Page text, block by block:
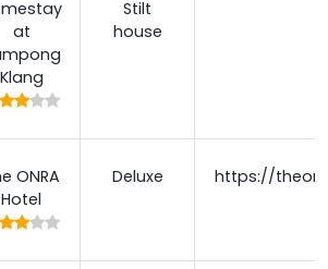
at
Klang
Stilt
house
ONRA
Hotel
Deluxe https://